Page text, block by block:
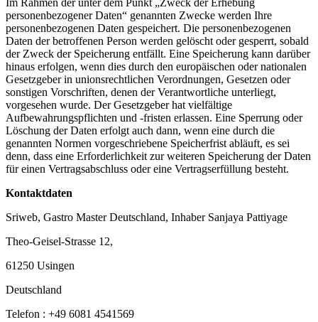
personenbezogener Daten“ genannten Zwecke werden Ihre
personenbezogenen Daten gespeichert. Die personenbezogenen
Daten der betroffenen Person werden gelöscht oder gesperrt, sobald
der Zweck der Speicherung entfällt. Eine Speicherung kann darüber
hinaus erfolgen, wenn dies durch den europäischen oder nationalen
Gesetzgeber in unionsrechtlichen Verordnungen, Gesetzen oder
sonstigen Vorschriften, denen der Verantwortliche unterliegt,
vorgesehen wurde. Der Gesetzgeber hat vielfältige
Aufbewahrungspflichten und -fristen erlassen. Eine Sperrung oder
Löschung der Daten erfolgt auch dann, wenn eine durch die
genannten Normen vorgeschriebene Speicherfrist abläuft, es sei
denn, dass eine Erforderlichkeit zur weiteren Speicherung der Daten
für einen Vertragsabschluss oder eine Vertragserfüllung besteht.
Kontaktdaten
Sriweb, Gastro Master Deutschland, Inhaber Sanjaya Pattiyage
Theo-Geisel-Strasse 12,
61250 Usingen
Deutschland
Telefon : +49 6081 4541569